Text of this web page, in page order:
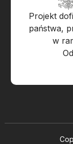
Projekt
państwa,
w